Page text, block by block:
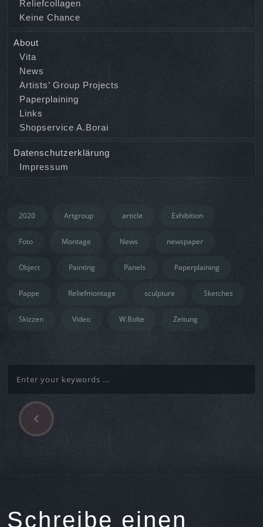
Reliefcollagen
Keine Chance
About
Vita
News
Artists’ Group Projects
Paperplaining
Links
Shopservice A.Borai
Datenschutzerklärung
Impressum
2020 Artgroup article Exhibition
Foto Montage News newspaper
Object Painting Panels Paperplaining
Pappe Reliefmontage sculpture Sketches
Skizzen Video W.Bolte Zeitung
Beitragsnavigation
P
r
e
v
i
u
s
A
Schreibe einen